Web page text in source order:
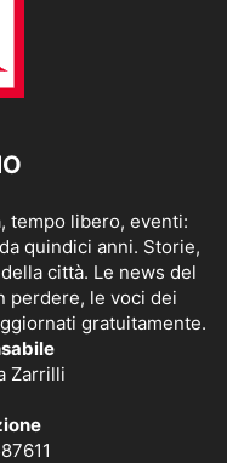
tempo libero, eventi:
quindici anni. Storie,
città. Le news del
perdere, le voci dei
gratuitamente.
Zarrilli